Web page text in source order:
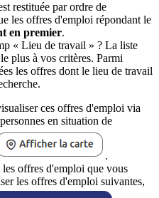
restituée par ordre de
les offres d'emploi répondant le
en premier.
« Lieu de travail » ? La liste
plus à vos critères. Parmi
les offres dont le lieu de travail
ces offres d'emploi via
en situation de
.
offres d'emploi que vous
les offres d'emploi suivantes,